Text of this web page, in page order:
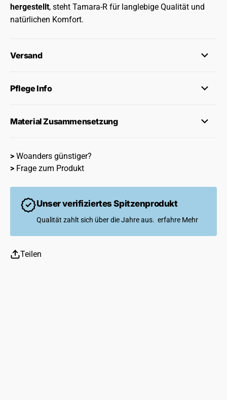
hergestellt, steht Tamara-R für langlebige Qualität und
natürlichen Komfort.
Versand
Pflege Info
Material Zusammensetzung
> Woanders günstiger?
> Frage zum Produkt
Unser verifiziertes Spitzenprodukt
Qualität zahlt sich über die Jahre aus. erfahre Mehr
Teilen